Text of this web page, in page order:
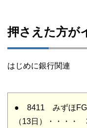
押さえた方が
はじめに銀行関連
● 8411 みずほ
（13日）・・・